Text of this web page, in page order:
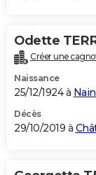
Odette
Créer une
Naissance
25/12/1924 à
Décès
29/10/2019 à